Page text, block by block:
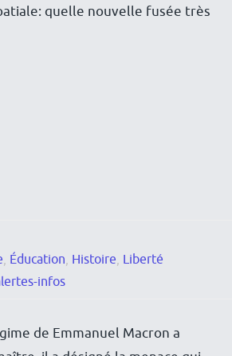
quelle nouvelle fusée très
, Éducation, Histoire, Liberté
infos
de Emmanuel Macron a